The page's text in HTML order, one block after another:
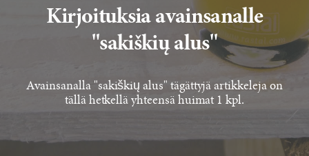
Kirjoituksia avainsanalle
"sakiškių alus"
Avainsanalla "sakiškių alus" tägättyjä artikkeleja on
tällä hetkellä yhteensä huimat 1 kpl.